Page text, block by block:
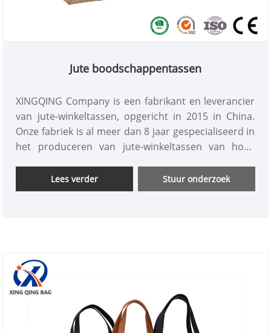
Jute boodschappentassen
XINGQING Company is een fabrikant en leverancier
van jute-winkeltassen, opgericht in 2015 in China.
Onze fabriek is al meer dan 8 jaar gespecialiseerd in
het produceren van jute-winkeltassen van hoge
marktleiders. Het bieden van one-stop-service op
maat en gratis monster. Wij kijken er oprecht naar
Lees verder Stuur onderzoek